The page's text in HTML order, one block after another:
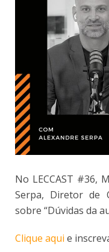
No LECCAST #36,
Serpa, Diretor de
sobre “Dúvidas da
Clique aqui e